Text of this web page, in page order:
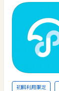
初回利用限定